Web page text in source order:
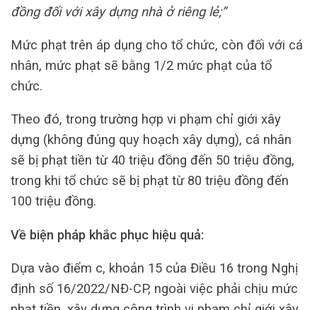
đồng đối với xây dựng nhà ở riêng lẻ;”
Mức phạt trên áp dụng cho tổ chức, còn đối với cá
nhân, mức phạt sẽ bằng 1/2 mức phạt của tổ
chức.
Theo đó, trong trường hợp vi phạm chỉ giới xây
dựng (không đúng quy hoạch xây dựng), cá nhân
sẽ bị phạt tiền từ 40 triệu đồng đến 50 triệu đồng,
trong khi tổ chức sẽ bị phạt từ 80 triệu đồng đến
100 triệu đồng.
Về biện pháp khắc phục hiệu quả:
Dựa vào điểm c, khoản 15 của Điều 16 trong Nghị
định số 16/2022/NĐ-CP, ngoài việc phải chịu mức